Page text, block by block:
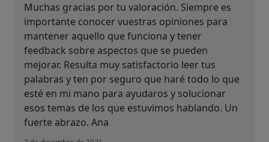
Muchas gracias por tu valoración. Siempre es
importante conocer vuestras opiniones para
mantener aquello que funciona y tener
feedback sobre aspectos que se pueden
mejorar. Resulta muy satisfactorio leer tus
palabras y ten por seguro que haré todo lo que
esté en mi mano para ayudaros y solucionar
esos temas de los que estuvimos hablando. Un
fuerte abrazo. Ana